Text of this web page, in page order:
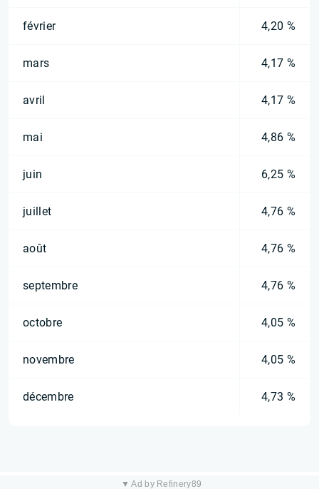
février 4,20 %
mars 4,17 %
avril 4,17 %
mai 4,86 %
juin 6,25 %
juillet 4,76 %
août 4,76 %
septembre 4,76 %
octobre 4,05 %
novembre 4,05 %
décembre 4,73 %
▼ Ad by Refinery89